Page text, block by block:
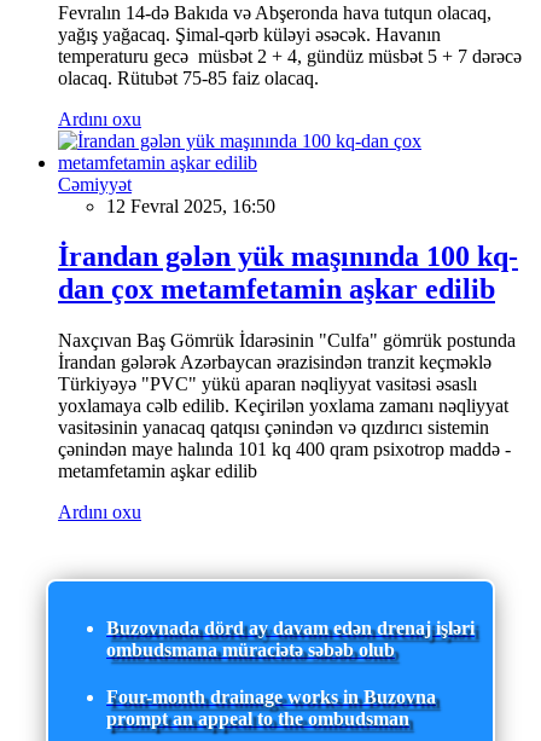
Fevralın 14-də Bakıda və Abşeronda hava tutqun olacaq,
yağış yağacaq. Şimal-qərb küləyi əsəcək. Havanın
temperaturu gecə müsbət 2 + 4, gündüz müsbət 5 + 7 dərəcə
olacaq. Rütubət 75-85 faiz olacaq.
Ardını oxu
Cəmiyyət
12 Fevral 2025, 16:50
İrandan gələn yük maşınında 100 kq-
dan çox metamfetamin aşkar edilib
Naxçıvan Baş Gömrük İdarəsinin "Culfa" gömrük postunda
İrandan gələrək Azərbaycan ərazisindən tranzit keçməklə
Türkiyəyə "PVC" yükü aparan nəqliyyat vasitəsi əsaslı
yoxlamaya cəlb edilib. Keçirilən yoxlama zamanı nəqliyyat
vasitəsinin yanacaq qatqısı çənindən və qızdırıcı sistemin
çənindən maye halında 101 kq 400 qram psixotrop maddə -
metamfetamin aşkar edilib
Ardını oxu
Buzovnada dörd ay davam edən drenaj işləri
ombudsmana müraciətə səbəb olub
Four-month drainage works in Buzovna
prompt an appeal to the ombudsman